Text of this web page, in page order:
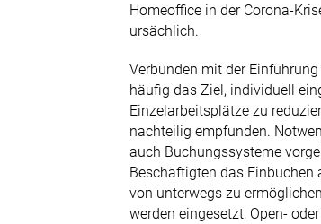
Homeoffice in der Corona-
ursächlich.
Verbunden mit der
häufig das Ziel, individuell
Einzelarbeitsplätze zu
nachteilig empfunden.
auch Buchungssysteme
Beschäftigten das Einbuchen
von unterwegs zu
werden eingesetzt, Open-